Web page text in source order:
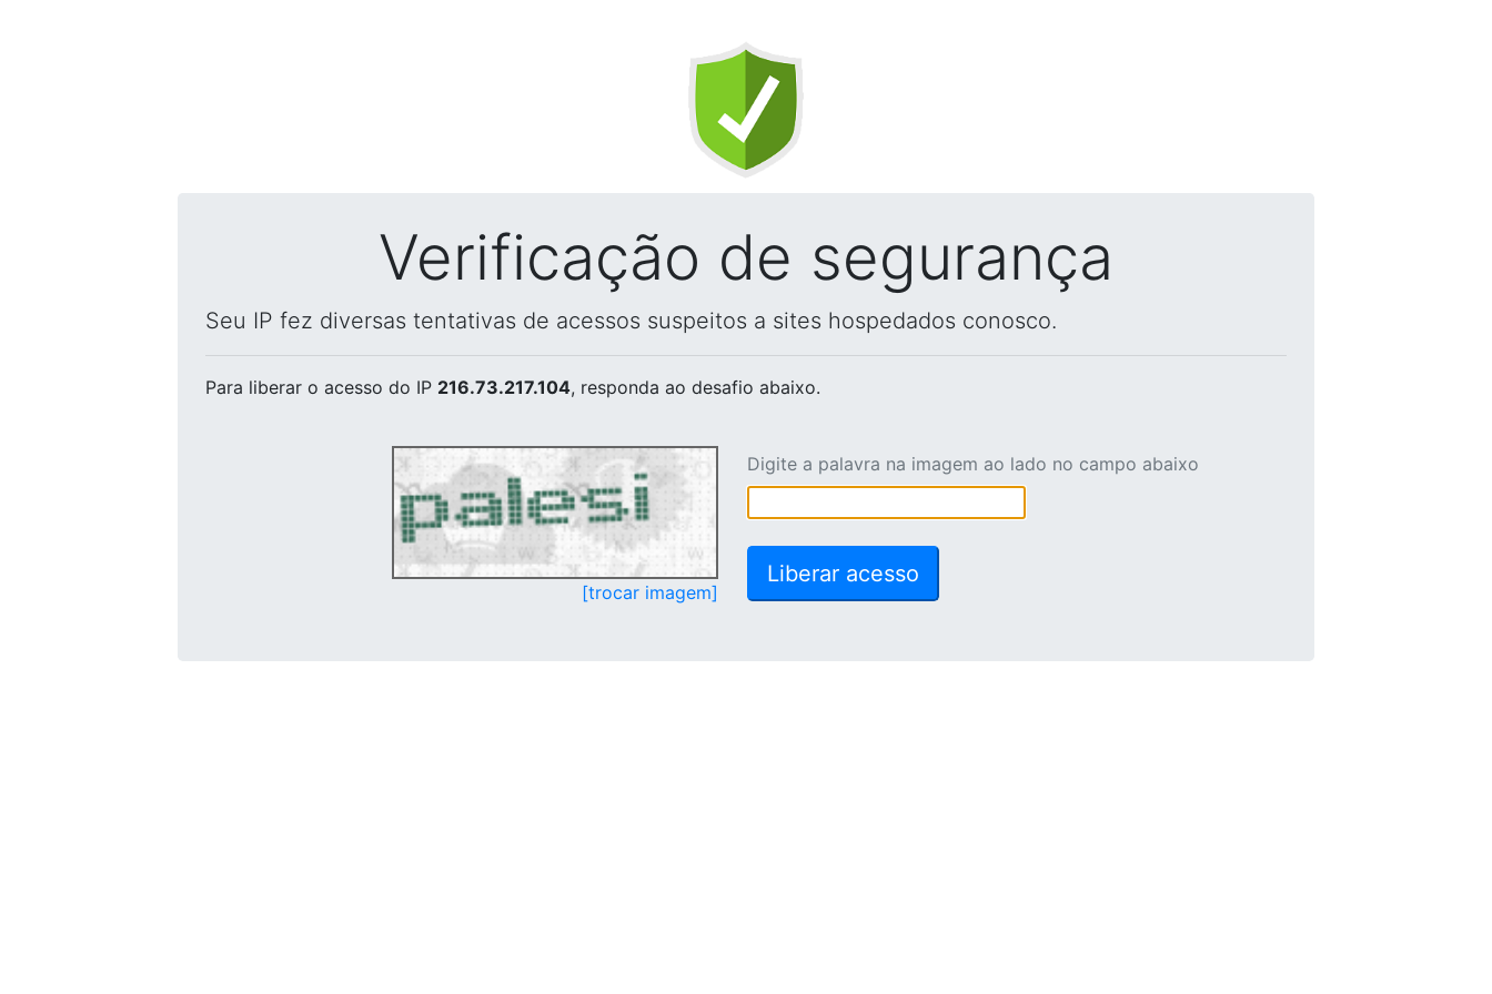
Verificação de segurança
Seu IP fez diversas tentativas de acessos suspeitos a sites hospedados conosco.
Para liberar o acesso do IP 216.73.217.104, responda ao desafio abaixo.
[trocar imagem]
Digite a palavra na imagem ao lado no campo abaixo